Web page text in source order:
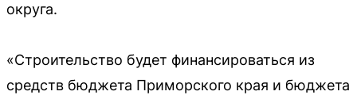
округа.
«Строительство будет финансироваться из
средств бюджета Приморского края и бюджета